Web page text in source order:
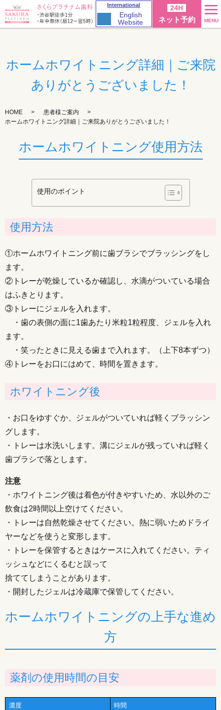
International
English
Website
24H
ネット予約 MENU
ホームホワイトニング詳細｜ご来院
ありがとうございました！
HOME
患者様ご案内
ホームホワイトニング詳細｜ご来院ありがとうございました！
ホームホワイトニング使用方法
使用のポイント
使用方法
①ホームホワイトニング前に歯ブラシでブラッシングをし
ます。
②トレーが乾燥しているか確認し、水滴がついている場合
はふきとります。
③トレーにジェルを入れます。
・歯の表側の面に1歯あたり米粒1粒程度、ジェルを入れ
ます。
・笑ったときに見える歯まで入れます。（上下8本ずつ）
④トレーをお口にはめて、時間を置きます。
ホワイトニング後
・お口をゆすぐか、ジェルがついていれば軽くブラッシン
グします。
・トレーは水洗いします。溝にジェルが残っていれば軽く
歯ブラシで落とします。
注意
・ホワイトニング後は着色が付きやすいため、水以外のご
飲食は2時間以上空けてください。
・トレーは自然乾燥させてください。熱に弱いためドライ
ヤーなどを使うと変形します。
・トレーを保管するときはケースに入れてください。ティ
ッシュなどにくるむと誤って
捨ててしまうことがあります。
・開封したジェルは冷蔵庫で保管してください。
ホームホワイトニングの上手な進め
方
薬剤の使用時間の目安
濃度 時間